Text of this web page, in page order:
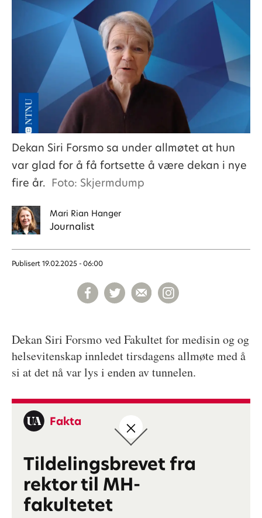
Dekan Siri Forsmo sa under allmøtet at hun
var glad for å få fortsette å være dekan i nye
fire år. Foto: Skjermdump
Mari Rian Hanger
Journalist
Publisert 19.02.2025 - 06:00
Dekan Siri Forsmo ved Fakultet for medisin og og
helsevitenskap innledet tirsdagens allmøte med å
si at det nå var lys i enden av tunnelen.
Fakta
Tildelingsbrevet fra
rektor til MH-
fakultetet